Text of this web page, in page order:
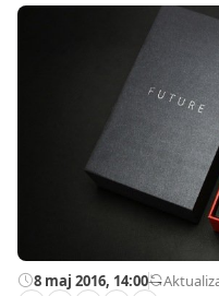
8 maj 2016, 14:00—